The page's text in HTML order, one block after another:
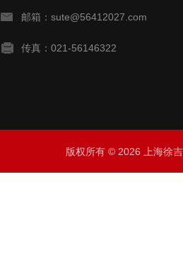
邮箱：sute@56412027.com
传真：021-56146322
版权所有 © 2026 上海